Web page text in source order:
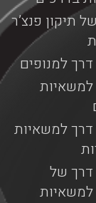
תיקון פנצ’ר
דרך למנופים
למשאיות
דרך למשאיות
דרך של
למשאיות